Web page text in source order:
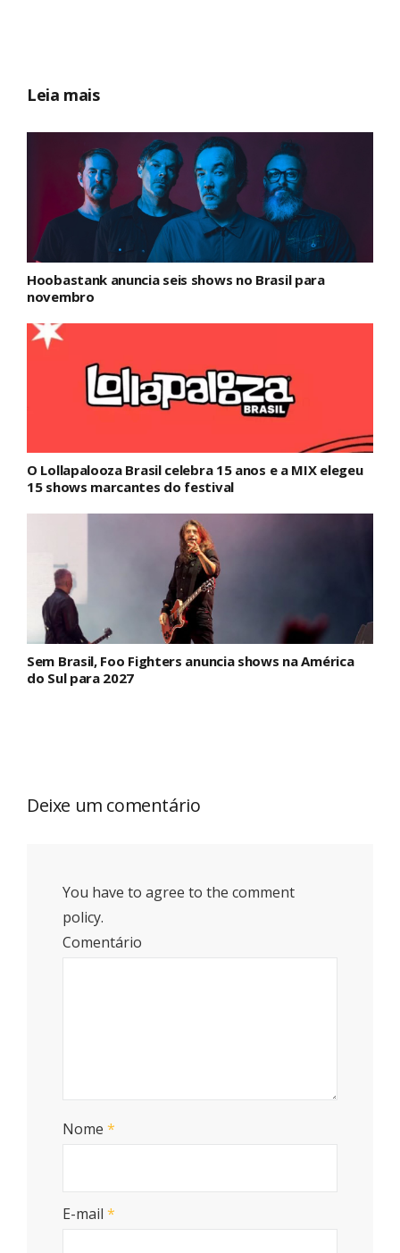
Leia mais
Hoobastank anuncia seis shows no Brasil para
novembro
O Lollapalooza Brasil celebra 15 anos e a MIX elegeu
15 shows marcantes do festival
Sem Brasil, Foo Fighters anuncia shows na América
do Sul para 2027
Deixe um comentário
You have to agree to the comment
policy.
Comentário
Nome *
E-mail *